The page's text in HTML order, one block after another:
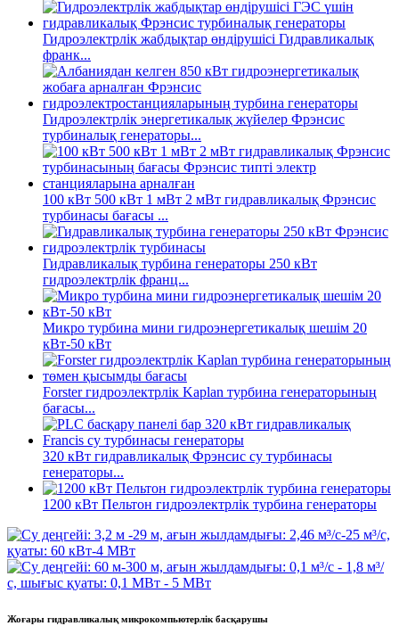
Гидроэлектрлік жабдықтар өндірушісі Гидравликалық
франк...
Гидроэлектрлік энергетикалық жүйелер Фрэнсис
турбиналық генераторы...
100 кВт 500 кВт 1 мВт 2 мВт гидравликалық Фрэнсис
турбинасы бағасы ...
Гидравликалық турбина генераторы 250 кВт
гидроэлектрлік франц...
Микро турбина мини гидроэнергетикалық шешім 20
кВт-50 кВт
Forster гидроэлектрлік Kaplan турбина генераторының
бағасы...
320 кВт гидравликалық Фрэнсис су турбинасы
генераторы...
1200 кВт Пельтон гидроэлектрлік турбина генераторы
Жоғары гидравликалық микрокомпьютерлік басқарушы